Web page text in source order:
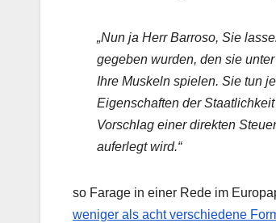
„Nun ja Herr Barroso, Sie
gegeben wurden, den sie
Ihre Muskeln spielen. Sie tun
Eigenschaften der
Vorschlag einer direkten
auferlegt wird.“
so Farage in einer Rede im
weniger als acht verschiedene